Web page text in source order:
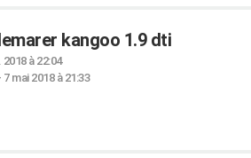
kangoo 1.9 dti
2018 à 22:04
7 mai 2018 à 21:33